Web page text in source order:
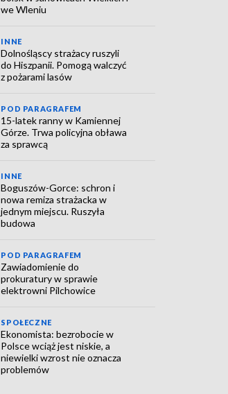
we Wleniu
INNE
Dolnośląscy strażacy ruszyli
do Hiszpanii. Pomogą walczyć
z pożarami lasów
POD PARAGRAFEM
15-latek ranny w Kamiennej
Górze. Trwa policyjna obława
za sprawcą
INNE
Boguszów-Gorce: schron i
nowa remiza strażacka w
jednym miejscu. Ruszyła
budowa
POD PARAGRAFEM
Zawiadomienie do
prokuratury w sprawie
elektrowni Pilchowice
SPOŁECZNE
Ekonomista: bezrobocie w
Polsce wciąż jest niskie, a
niewielki wzrost nie oznacza
problemów